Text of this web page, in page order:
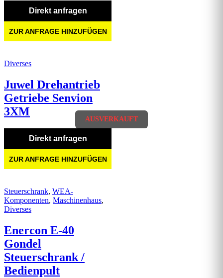
Direkt anfragen
ZUR ANFRAGE HINZUFÜGEN
Diverses
Juwel Drehantrieb
Getriebe Senvion
3XM
Direkt anfragen
ZUR ANFRAGE HINZUFÜGEN
Steuerschrank, WEA-
Komponenten, Maschinenhaus,
Diverses
Enercon E-40
Gondel
Steuerschrank /
Bedienpult
AUSVERKAUFT